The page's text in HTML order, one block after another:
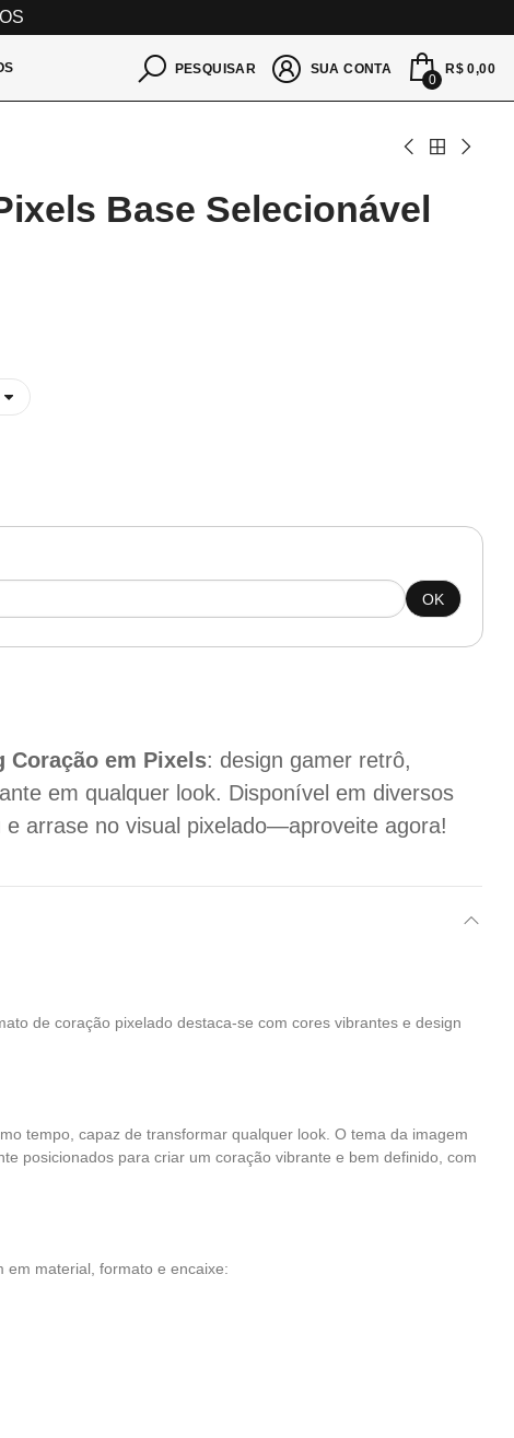
PESQUISAR SUA CONTA
0
R$ 0,00
Base Selecionável
OK
Coração em Pixels: design gamer retrô,
em qualquer look. Disponível em diversos
arrase no visual pixelado—aproveite agora!
de coração pixelado destaca-se com cores vibrantes e design
tempo, capaz de transformar qualquer look. O tema da imagem
posicionados para criar um coração vibrante e bem definido, com
em material, formato e encaixe: